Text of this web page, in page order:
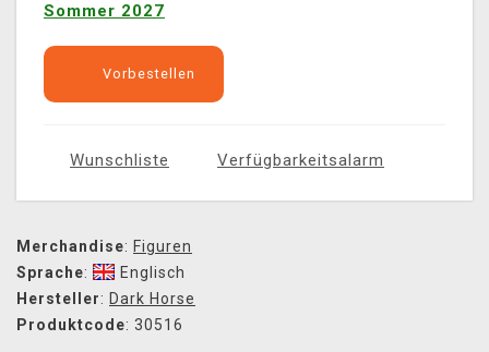
Sommer 2027
Vorbestellen
Wunschliste Verfügbarkeitsalarm
Merchandise: Figuren
Sprache:
Englisch
Hersteller: Dark Horse
Produktcode: 30516